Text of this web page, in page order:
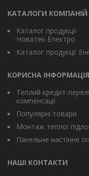
КАТАЛОГИ КОМПАНІЙ
Каталог продукції
Новатек-Електро
Каталог продукції
КОРИСНА ІНФОРМАЦІЯ
Теплий кредит-
компенсації
Популярні товари
Монтаж теплої
Панельне настінне
НАШІ КОНТАКТИ